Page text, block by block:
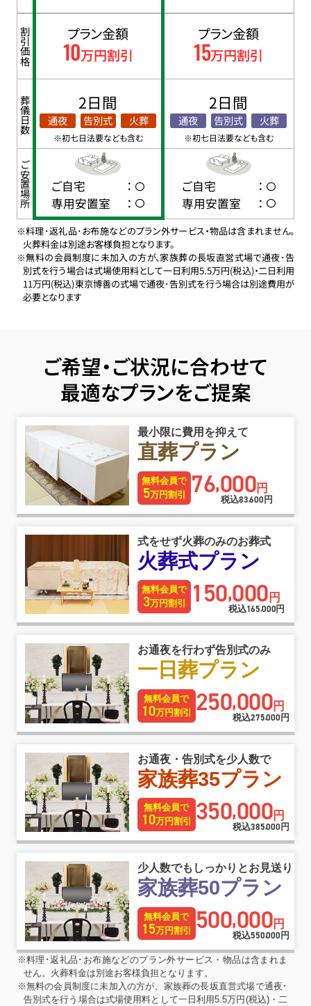
割引価格
葬儀日数
ご安置場所
プラン金額
10万円割引
2日間
通夜 告別式 火葬
※初七日法要なども含む
ご自宅
：
専用安置室
：
プラン金額
15万円割引
2日間
通夜 告別式 火葬
※初七日法要なども含む
ご自宅
：
専用安置室
：
※料理･返礼品･お布施などのプラン外サービス・物品は含まれません。
火葬料金は別途お客様負担となります。
※無料の会員制度に未加入の方が、家族葬の長坂直営式場で通夜･告
別式を行う場合は式場使用料として一日利用5.5万円(税込)・二日利用
11万円(税込)東京博善の式場で通夜･告別式を行う場合は別途費用が
必要となります
ご希望・ご状況に合わせて
最適なプランをご提案
最小限に費用を抑えて
直葬プラン
無料会員で
5万円割引 76,000円
税込83,600 円
式をせず火葬のみのお葬式
火葬式プラン
無料会員で
3万円割引 150,000 円
税込165,000円
お通夜を行わず告別式のみ
一日葬プラン
無料会員で
10万円割引 250,000円
税込275,000 円
お通夜・告別式を少人数で
家族葬35プラン
無料会員で
10万円割引 350,000円
税込385,000円
少人数でもしっかりとお見送り
家族葬50プラン
無料会員で
15万円割引 500,000円
税込550,000 円
※料理･返礼品･お布施などのプラン外サービス・物品は含まれま
せん。火葬料金は別途お客様負担となります。
※無料の会員制度に未加入の方が、家族葬の長坂直営式場で通夜･
告別式を行う場合は式場使用料として一日利用5.5万円(税込)・二